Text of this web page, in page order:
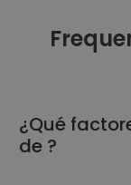
¿Qué
de ?